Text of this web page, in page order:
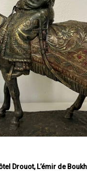
Drouot, L’émir de